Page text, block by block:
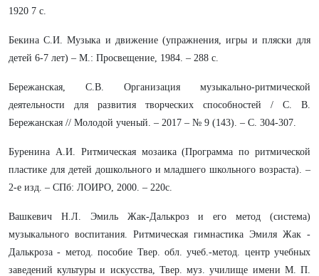
1920 7 с.
Бекина С.И. Музыка и движение (упражнения, игры и пляски для
детей 6-7 лет) – М.: Просвещение, 1984. – 288 с.
Бережанская, С.В. Организация музыкально-ритмической
деятельности для развития творческих способностей / С. В.
Бережанская // Молодой ученый. – 2017 – № 9 (143). – С. 304-307.
Буренина А.И. Ритмическая мозаика (Программа по ритмической
пластике для детей дошкольного и младшего школьного возраста). –
2-е изд. – СПб: ЛОИРО, 2000. – 220с.
Вашкевич Н.Л. Эмиль Жак-Далькроз и его метод (система)
музыкального воспитания. Ритмическая гимнастика Эмиля Жак -
Далькроза - метод. пособие Твер. обл. учеб.-метод. центр учебных
заведений культуры и искусства, Твер. муз. училище имени М. П.